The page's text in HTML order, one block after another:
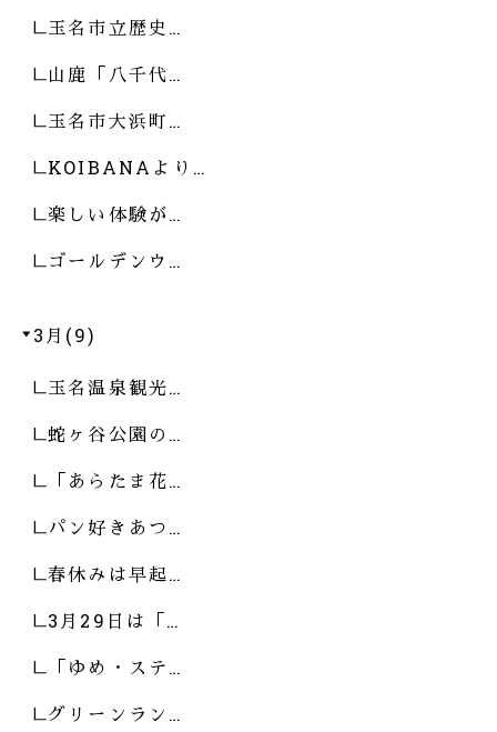
玉名市立歴史…
山鹿「八千代…
玉名市大浜町…
KOIBANAより…
楽しい体験が…
ゴールデンウ…
3月(9)
玉名温泉観光…
蛇ヶ谷公園の…
「あらたま花…
パン好きあつ…
春休みは早起…
3月29日は「…
「ゆめ・ステ…
グリーンラン…